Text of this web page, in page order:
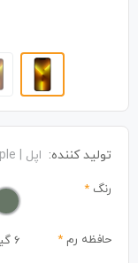
تولید کننده: اپل | Apple
رنگ *
حافظه رم *
6 گیگابایت